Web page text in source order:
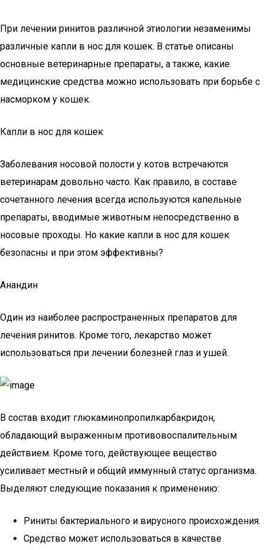
При лечении ринитов различной этиологии незаменимы
различные капли в нос для кошек. В статье описаны
основные ветеринарные препараты, а также, какие
медицинские средства можно использовать при борьбе с
насморком у кошек.
Капли в нос для кошек
Заболевания носовой полости у котов встречаются
ветеринарам довольно часто. Как правило, в составе
сочетанного лечения всегда используются капельные
препараты, вводимые животным непосредственно в
носовые проходы. Но какие капли в нос для кошек
безопасны и при этом эффективны?
Анандин
Один из наиболее распространенных препаратов для
лечения ринитов. Кроме того, лекарство может
использоваться при лечении болезней глаз и ушей.
В состав входит глюкаминопропилкарбакридон,
обладающий выраженным противовоспалительным
действием. Кроме того, действующее вещество
усиливает местный и общий иммунный статус организма.
Выделяют следующие показания к применению:
Риниты бактериального и вирусного происхождения.
Средство может использоваться в качестве